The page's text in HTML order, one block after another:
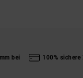
bei 100% sichere